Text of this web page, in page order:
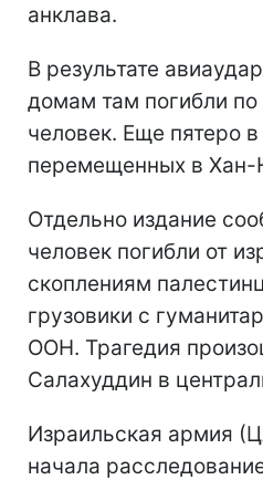
анклава.
В результате
домам там погибли
человек. Еще пятеро
перемещенных в Хан-
Отдельно издание
человек погибли от
скоплениям
грузовики с
ООН. Трагедия
Салахуддин в
Израильская армия
начала